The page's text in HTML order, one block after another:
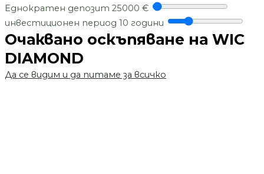
Еднократен депозит 25000 €
инвестиционен период 10 години
Очаквано оскъпяване на WIC
DIAMOND
Да се видим и да питаме за всичко